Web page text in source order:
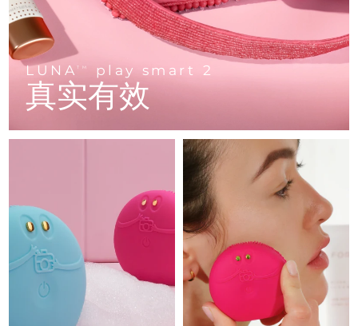
LUNATM play smart 2
真实有效
ESPADA™ 设备
All acne treatment devices
眼部护理设备
All revitalizing eye massagers
KIWI™ 皮肤护理
Advanced pore care essentials
LUNA™ Dual-Peptide Scalp
For healthy hair
issa™ Teeth Whitening Gel
18% PAP
护肤品 男士
FOREO APP
关于我们
马恩岛
以色列 预计送达日期8/13/26
意大利
日本 预计送达日期8/12/26
预计送达日期 8/14/26
哈萨克斯坦 8/11/26
科威特 预计送达日期 8/9/26
拉脱维亚 预计送达日期 8/9/26
预计送达日期 8/10/26